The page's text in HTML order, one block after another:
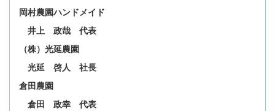
岡村農園ハンドメイド
井上 政哉 代表
（株）光延農園
光延 啓人 社長
倉田農園
倉田 政幸 代表